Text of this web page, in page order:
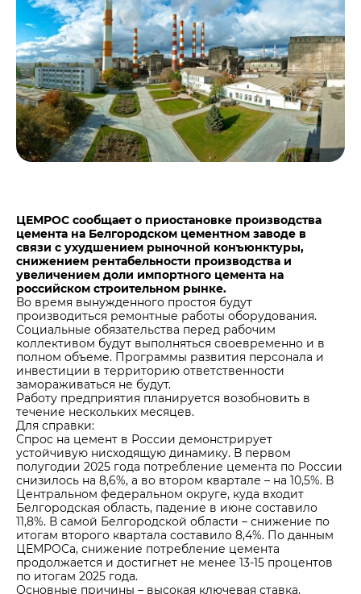
ЦЕМРОС сообщает о приостановке производства
цемента на Белгородском цементном заводе в
связи с ухудшением рыночной конъюнктуры,
снижением рентабельности производства и
увеличением доли импортного цемента на
российском строительном рынке.
Во время вынужденного простоя будут
производиться ремонтные работы оборудования.
Социальные обязательства перед рабочим
коллективом будут выполняться своевременно и в
полном объеме. Программы развития персонала и
инвестиции в территорию ответственности
замораживаться не будут.
Работу предприятия планируется возобновить в
течение нескольких месяцев.
Для справки:
Спрос на цемент в России демонстрирует
устойчивую нисходящую динамику. В первом
полугодии 2025 года потребление цемента по России
снизилось на 8,6%, а во втором квартале – на 10,5%. В
Центральном федеральном округе, куда входит
Белгородская область, падение в июне составило
11,8%. В самой Белгородской области – снижение по
итогам второго квартала составило 8,4%. По данным
ЦЕМРОСа, снижение потребление цемента
продолжается и достигнет не менее 13-15 процентов
по итогам 2025 года.
Основные причины – высокая ключевая ставка,
Центры дистрибуции
Реализация ТМЦ и непрофильных активов
Политика в области закупок
В помощь поставщику
Не только цемент
Люди ЦЕМРОСа
Технологии и тренды
Издание для клиентов
Аналитика цементной отрасли
Медиабанк
Контакты
Контакты для СМИ
Служба доверия